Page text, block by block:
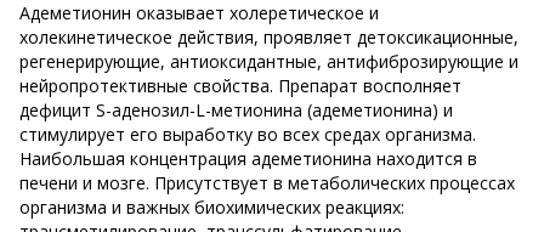
Адеметионин оказывает холеретическое и
холекинетическое действия, проявляет детоксикационные,
регенерирующие, антиоксидантные, антифиброзирующие и
нейропротективные свойства. Препарат восполняет
дефицит S-аденозил-L-метионина (адеметионина) и
стимулирует его выработку во всех средах организма.
Наибольшая концентрация адеметионина находится в
печени и мозге. Присутствует в метаболических процессах
организма и важных биохимических реакциях: